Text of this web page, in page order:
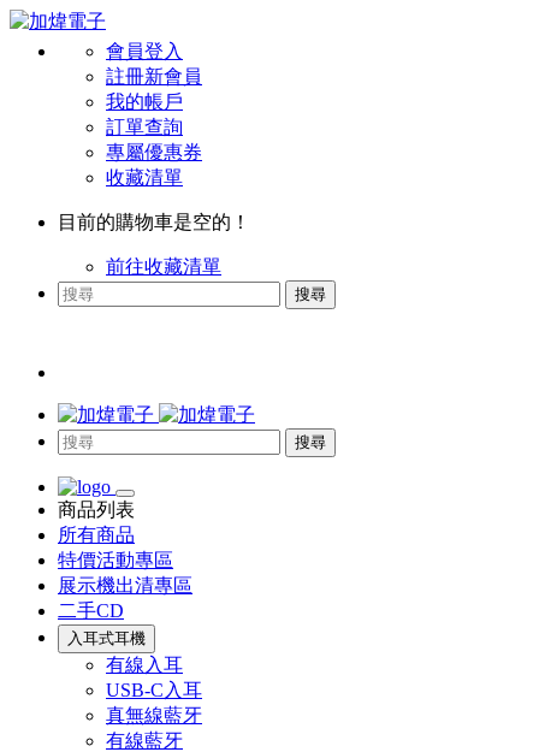
會員登入
註冊新會員
我的帳戶
訂單查詢
專屬優惠券
收藏清單
目前的購物車是空的！
前往收藏清單
搜尋
搜尋
商品列表
所有商品
特價活動專區
展示機出清專區
二手CD
入耳式耳機
有線入耳
USB-C入耳
真無線藍牙
有線藍牙